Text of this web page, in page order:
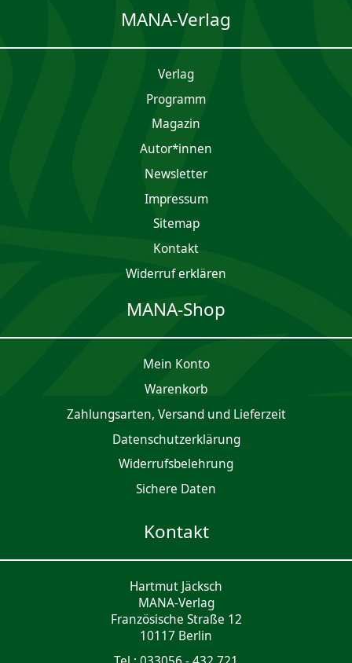
MANA-Verlag
Verlag
Programm
Magazin
Autor*innen
Newsletter
Impres­sum
Sitemap
Kontakt
Widerruf erklären
MANA-Shop
Mein Konto
Waren­korb
Zahlungsarten, Versand und Lieferzeit
Daten­schutz­er­klärung
Widerrufsbelehrung
Sichere Daten
Kontakt
Hartmut Jäcksch
MANA-Verlag
Französische Straße 12
10117 Berlin